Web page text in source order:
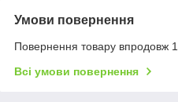
Умови повернення
Повернення товару впродовж
Всі умови повернення